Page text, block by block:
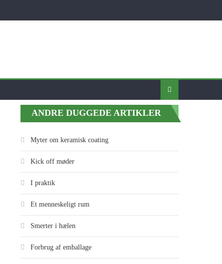
ANDRE DUGGEDE ARTIKLER
Myter om keramisk coating
Kick off møder
I praktik
Et menneskeligt rum
Smerter i hælen
Forbrug af emballage